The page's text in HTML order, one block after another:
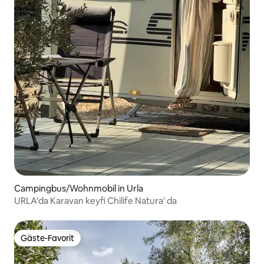
Campingbus/Wohnmobil in Urla
URLA'da Karavan keyfi Chilife Natura' da
Gäste-Favorit
Gäste-Favorit